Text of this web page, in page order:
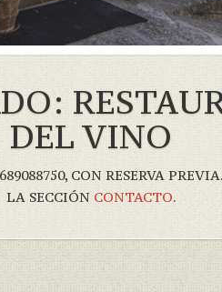
DEL VINO
CON RESERVA
LA SECCIÓN CONTACTO.